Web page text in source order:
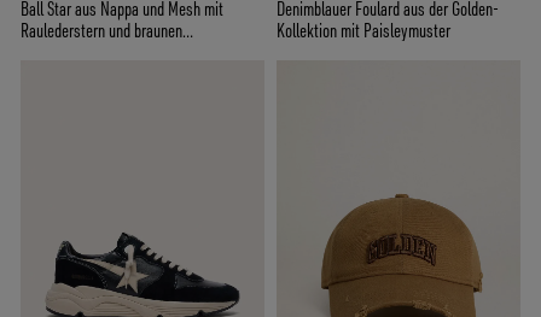
Ball Star aus Nappa und Mesh mit
Raulederstern und braunen
Denimblauer Foulard aus der Golden-
Kollektion mit Paisleymuster